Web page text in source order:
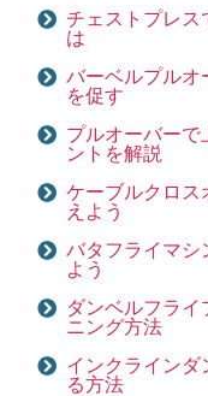
チェストプレス
は
バーベルプルオ
を促す
プルオーバーで
ントを解説
ケーブルクロス
えよう
バタフライマシ
よう
ダンベルフラ
ニング方法
インクラインダ
る方法